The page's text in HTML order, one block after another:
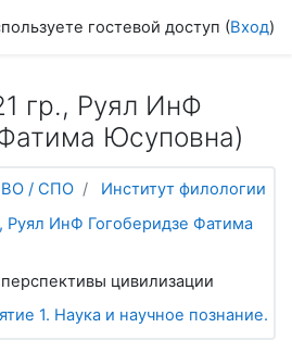
гостевой доступ (Вход)
гр., Руял ИнФ
Юсуповна)
ВО / СПО
Институт филологии
Руял ИнФ Гогоберидзе Фатима
цивилизации
1. Наука и научное познание.